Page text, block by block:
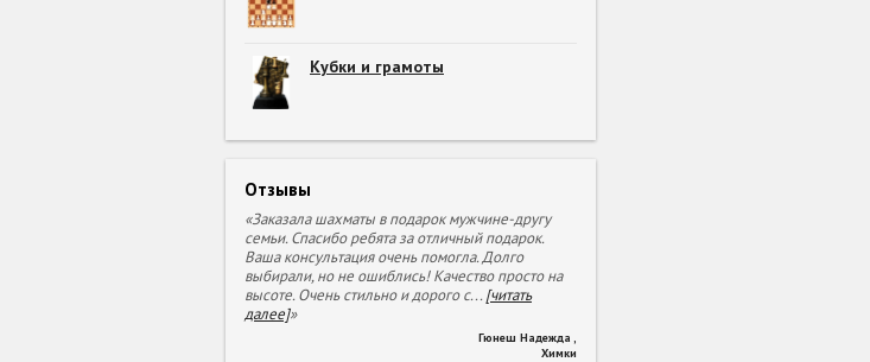
Кубки и грамоты
Отзывы
«Заказала шахматы в подарок мужчине-другу
семьи. Спасибо ребята за отличный подарок.
Ваша консультация очень помогла. Долго
выбирали, но не ошиблись! Качество просто на
высоте. Очень стильно и дорого с...[читать
далее]»
Гюнеш Надежда
Химки